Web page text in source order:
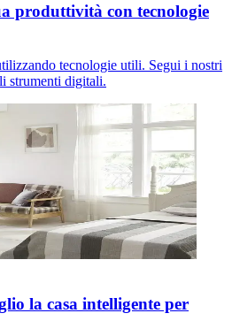
produttività con tecnologie
tecnologie utili. Segui i nostri
strumenti digitali.
la casa intelligente per